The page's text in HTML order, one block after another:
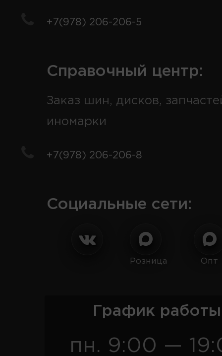
+7(978) 206-206-5
Справочный центр:
Заказ шин, дисков,
иномарки
+7(978) 206-206-8
Социальные сети:
Розница Опт
График
пн. 9:00 —